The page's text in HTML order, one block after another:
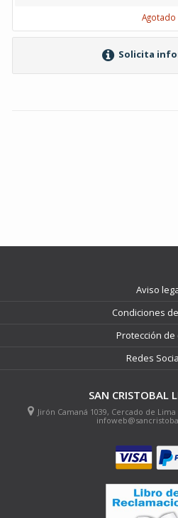
Agotado
Solicita
Aviso
Condiciones
Protección de
Redes
SAN CRISTOBAL
Jirón Camaná 1039, Cercado de